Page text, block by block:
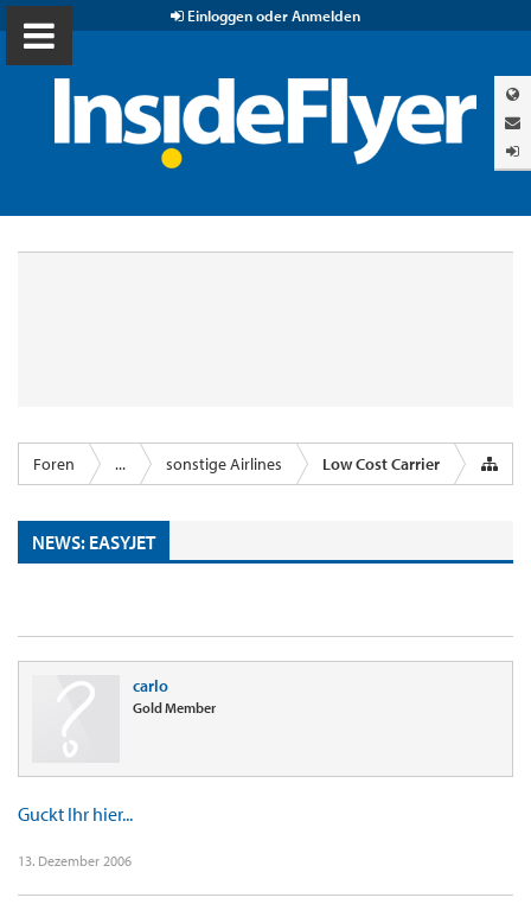
Einloggen oder Anmelden
Foren ... sonstige Airlines Low Cost Carrier
NEWS: EASYJET
carlo
Gold Member
Guckt Ihr hier...
13. Dezember 2006